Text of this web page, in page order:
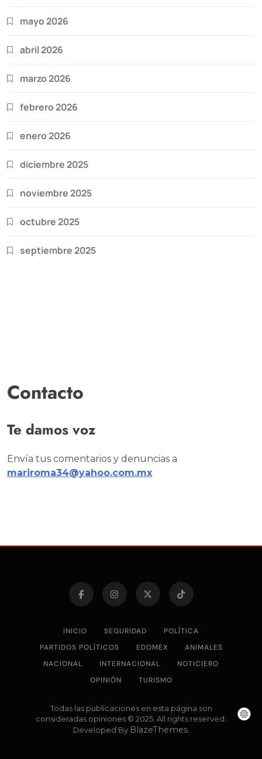
mayo 2026
abril 2026
marzo 2026
febrero 2026
enero 2026
diciembre 2025
noviembre 2025
octubre 2025
septiembre 2025
Contacto
Te damos voz
Envía tus comentarios y denuncias a
mariroma34@yahoo.com.mx
INICIO SEGURIDAD
POLÍTICA
PARTIDOS POLÍTICOS
EDOMEX
ANIMALES
NACIONAL
INTERNACIONAL
NOTICIERO
OPINIÓN
TURISMO
Todas las publicaciones en esta página son
consideradas opiniones © 2025. All rights reserved.
Developed By BlazeThemes.